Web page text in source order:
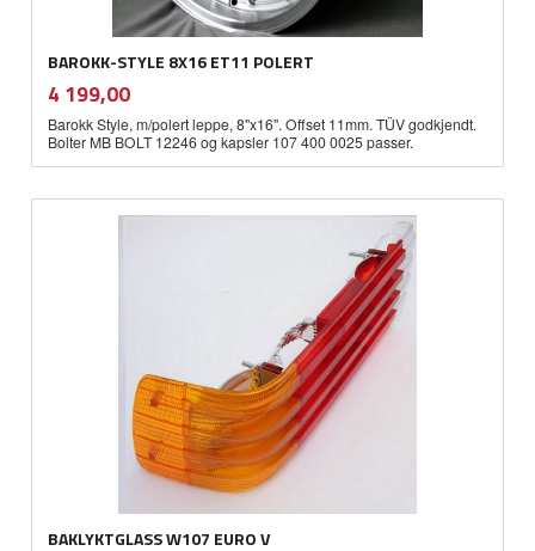
BAROKK-STYLE 8X16 ET11 POLERT
Pris
4 199,00mva.
Barokk Style, m/polert leppe, 8"x16". Offset 11mm. TÜV godkjendt.
Bolter MB BOLT 12246 og kapsler 107 400 0025 passer.
BAKLYKTGLASS W107 EURO V